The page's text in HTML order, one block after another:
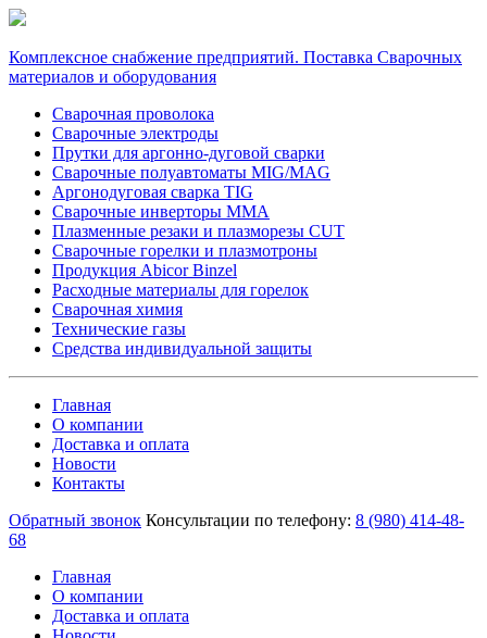
Комплексное снабжение предприятий. Поставка Сварочных
материалов и оборудования
Сварочная проволока
Сварочные электроды
Прутки для аргонно-дуговой сварки
Сварочные полуавтоматы MIG/MAG
Аргонодуговая сварка TIG
Сварочные инверторы MMA
Плазменные резаки и плазморезы CUT
Сварочные горелки и плазмотроны
Продукция Abicor Binzel
Расходные материалы для горелок
Сварочная химия
Технические газы
Средства индивидуальной защиты
Главная
О компании
Доставка и оплата
Новости
Контакты
Обратный звонок Консультации по телефону: 8 (980) 414-48-
68
Главная
О компании
Доставка и оплата